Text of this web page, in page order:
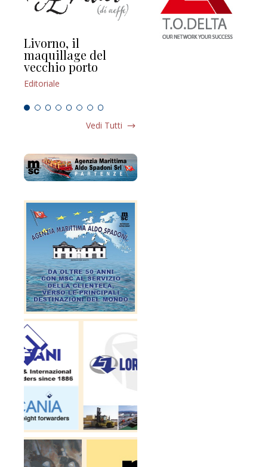
Livorno, il
maquillage del
vecchio porto
Editoriale
L’uscita di scena di
Vedi Tutti